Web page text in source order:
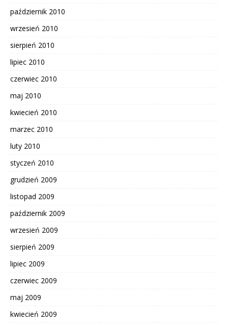
październik 2010
wrzesień 2010
sierpień 2010
lipiec 2010
czerwiec 2010
maj 2010
kwiecień 2010
marzec 2010
luty 2010
styczeń 2010
grudzień 2009
listopad 2009
październik 2009
wrzesień 2009
sierpień 2009
lipiec 2009
czerwiec 2009
maj 2009
kwiecień 2009